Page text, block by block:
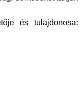
és tulajdonosa: